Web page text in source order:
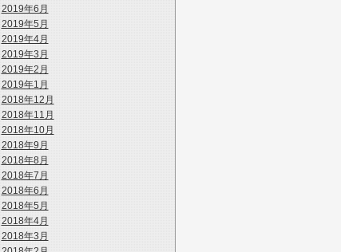
2019年6月
2019年5月
2019年4月
2019年3月
2019年2月
2019年1月
2018年12月
2018年11月
2018年10月
2018年9月
2018年8月
2018年7月
2018年6月
2018年5月
2018年4月
2018年3月